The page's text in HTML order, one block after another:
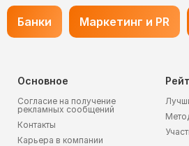
Банки Маркетинг и PR
Основное
Согласие на получение
рекламных сообщений
Контакты
Карьера в компании